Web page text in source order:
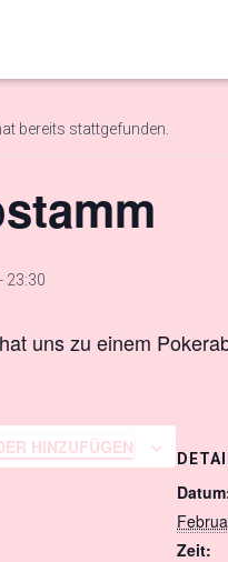
bereits stattgefunden.
- 23:30
uns zu einem
HINZUFÜGEN
Zeit: